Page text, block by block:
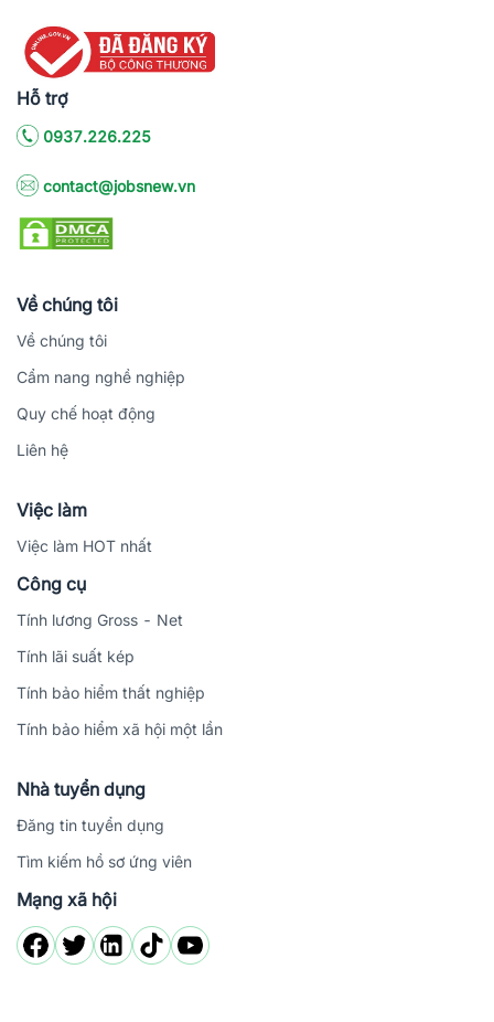
Hỗ trợ
0937.226.225
contact@jobsnew.vn
Về chúng tôi
Về chúng tôi
Cẩm nang nghề nghiệp
Quy chế hoạt động
Liên hệ
Việc làm
Việc làm HOT nhất
Công cụ
Tính lương Gross - Net
Tính lãi suất kép
Tính bảo hiểm thất nghiệp
Tính bảo hiểm xã hội một lần
Nhà tuyển dụng
Đăng tin tuyển dụng
Tìm kiếm hồ sơ ứng viên
Mạng xã hội